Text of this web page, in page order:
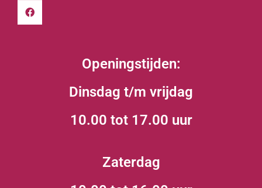
Openingstijden:
Dinsdag t/m vrijdag
10.00 tot 17.00 uur
Zaterdag